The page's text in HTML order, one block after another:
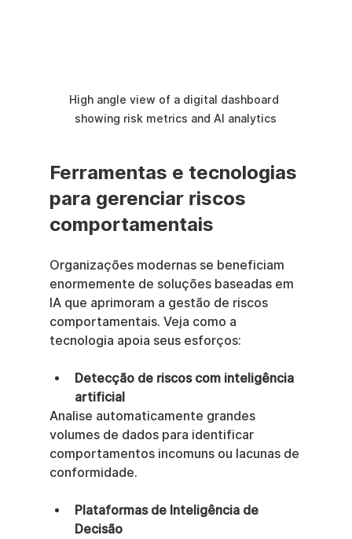
High angle view of a digital dashboard
showing risk metrics and AI analytics
Ferramentas e tecnologias
para gerenciar riscos
comportamentais
Organizações modernas se beneficiam
enormemente de soluções baseadas em
IA que aprimoram a gestão de riscos
comportamentais. Veja como a
tecnologia apoia seus esforços:
Detecção de riscos com inteligência
artificial
Analise automaticamente grandes
volumes de dados para identificar
comportamentos incomuns ou lacunas de
conformidade.
Plataformas de Inteligência de
Decisão